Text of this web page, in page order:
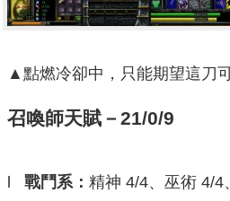
▲點燃冷卻中，只能期望這刀
召喚師天賦－21/0/9
戰鬥系： 精神 4/4、巫術 4/4